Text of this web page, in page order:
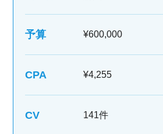
予算 ¥600,000
CPA ¥4,255
CV 141件